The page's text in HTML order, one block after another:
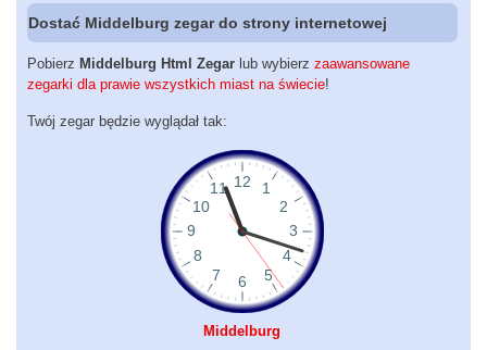
Dostać Middelburg zegar do strony internetowej
Pobierz Middelburg Html Zegar lub wybierz zaawansowane
zegarki dla prawie wszystkich miast na świecie!
Twój zegar będzie wyglądał tak:
Middelburg